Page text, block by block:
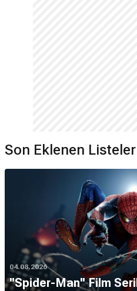
Son Eklenen Listeler
04.08.2026
''Spider-Man'' Film